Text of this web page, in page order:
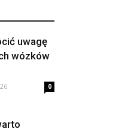
uwagę
wózków
0